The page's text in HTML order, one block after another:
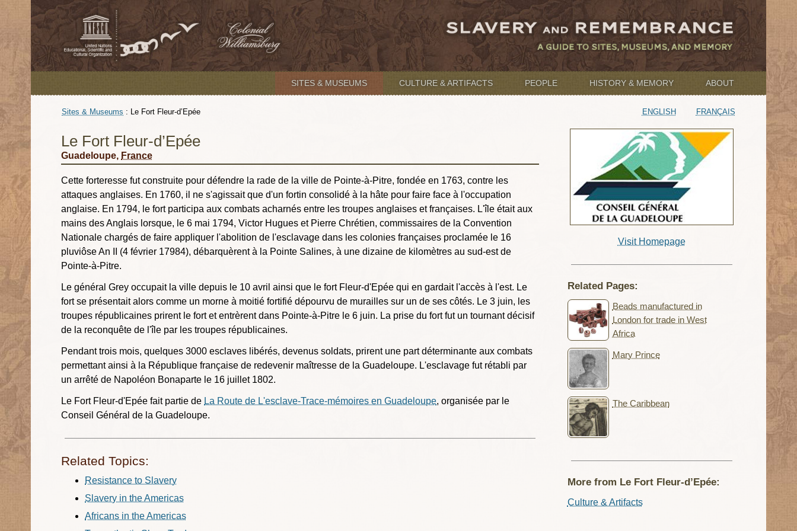
SITES & MUSEUMS CULTURE & ARTIFACTS PEOPLE HISTORY & MEMORY ABOUT
Sites & Museums : Le Fort Fleur-d’Epée ENGLISH FRANÇAIS
Le Fort Fleur-d’Epée
Guadeloupe, France
Cette forteresse fut construite pour défendre la rade de la ville de Pointe-à-Pitre, fondée en 1763, contre les
attaques anglaises. En 1760, il ne s'agissait que d'un fortin consolidé à la hâte pour faire face à l'occupation
anglaise. En 1794, le fort participa aux combats acharnés entre les troupes anglaises et françaises. L'île était aux
mains des Anglais lorsque, le 6 mai 1794, Victor Hugues et Pierre Chrétien, commissaires de la Convention
Nationale chargés de faire appliquer l'abolition de l'esclavage dans les colonies françaises proclamée le 16
pluviôse An II (4 février 17984), débarquèrent à la Pointe Salines, à une dizaine de kilomètres au sud-est de
Pointe-à-Pitre.
Le général Grey occupait la ville depuis le 10 avril ainsi que le fort Fleur-d'Epée qui en gardait l'accès à l'est. Le
fort se présentait alors comme un morne à moitié fortifié dépourvu de murailles sur un de ses côtés. Le 3 juin, les
troupes républicaines prirent le fort et entrèrent dans Pointe-à-Pitre le 6 juin. La prise du fort fut un tournant décisif
de la reconquête de l'île par les troupes républicaines.
Pendant trois mois, quelques 3000 esclaves libérés, devenus soldats, prirent une part déterminante aux combats
permettant ainsi à la République française de redevenir maîtresse de la Guadeloupe. L'esclavage fut rétabli par
un arrêté de Napoléon Bonaparte le 16 juillet 1802.
Le Fort Fleur-d'Epée fait partie de La Route de L'esclave-Trace-mémoires en Guadeloupe, organisée par le
Conseil Général de la Guadeloupe.
Related Topics:
Resistance to Slavery
Slavery in the Americas
Africans in the Americas
Visit Homepage
Related Pages:
Beads manufactured in
London for trade in West
Africa
Mary Prince
The Caribbean
More from Le Fort Fleur-d’Epée:
Culture & Artifacts